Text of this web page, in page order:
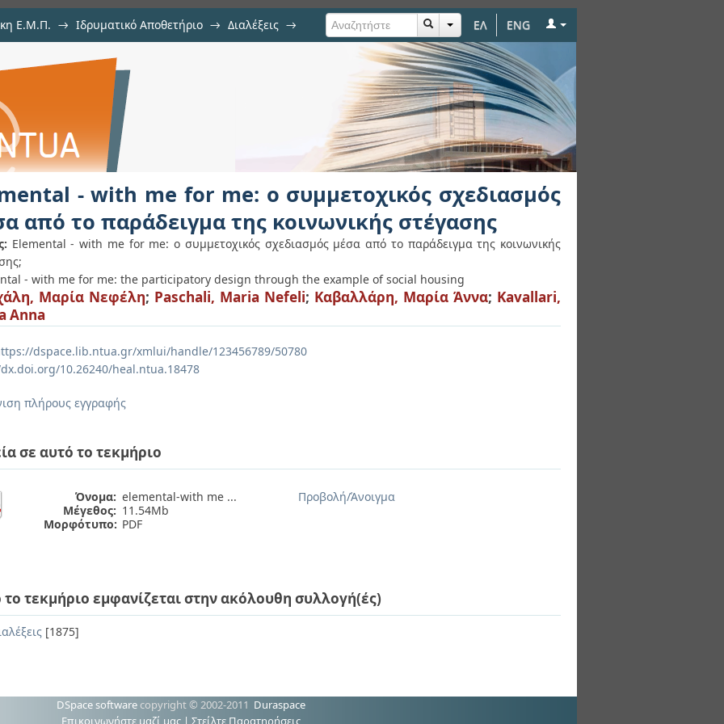
ΕΛ ENG
Ε.Μ.Π. → Ιδρυματικό Αποθετήριο → Διαλέξεις →
for me: ο συμμετοχικός σχεδιασμός μέσα από το
στέγασης
- with me for me: ο συμμετοχικός σχεδιασμός
από το παράδειγμα της κοινωνικής στέγασης
Elemental - with me for me: ο συμμετοχικός σχεδιασμός μέσα από το παράδειγμα της κοινωνικής
- with me for me: the participatory design through the example of social housing
Μαρία Νεφέλη; Paschali, Maria Nefeli; Καβαλλάρη, Μαρία Άννα; Kavallari,
Anna
dspace.lib.ntua.gr/xmlui/handle/123456789/50780
10.26240/heal.ntua.18478
πλήρους εγγραφής
σε αυτό το τεκμήριο
Όνομα: elemental-with me ...
Μέγεθος: 11.54Mb
Μορφότυπο: PDF
Προβολή/Άνοιγμα
το τεκμήριο εμφανίζεται στην ακόλουθη συλλογή(ές)
[1875]
DSpace software copyright © 2002-2011 Duraspace
Επικοινωνήστε μαζί μας | Στείλτε Παρατηρήσεις